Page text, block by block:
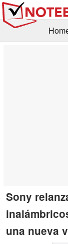
Sony
una nueva